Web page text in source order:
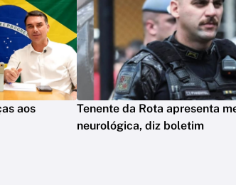
aos
Tenente da Rota apresenta
neurológica, diz boletim